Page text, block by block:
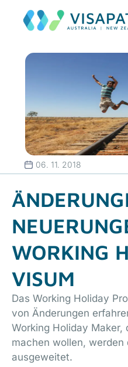
06. 11. 2018
WORKING
VISUM
Das Working Holiday
von Änderungen
Working Holiday Maker,
machen wollen,
ausgeweitet.